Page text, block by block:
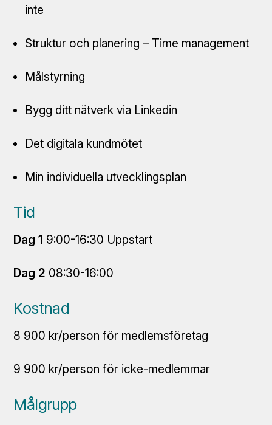
inte
Struktur och planering – Time management
Målstyrning
Bygg ditt nätverk via Linkedin
Det digitala kundmötet
Min individuella utvecklingsplan
Tid
Dag 1 9:00-16:30 Uppstart
Dag 2 08:30-16:00
Kostnad
8 900 kr/person för medlemsföretag
9 900 kr/person för icke-medlemmar
Målgrupp